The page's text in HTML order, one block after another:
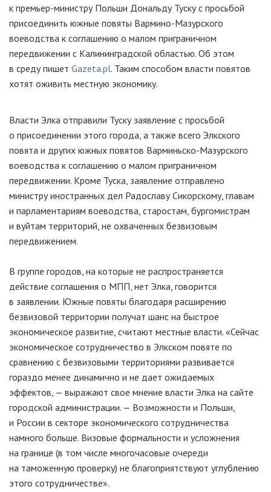
к премьер-министруПольши Дональду Туску с просьбой
присоединить южные повяты Вармино-Мазурского
воеводства к соглашению о малом приграничном
передвижении с Калининградской областью. Об этом
в среду пишет Gazeta.pl. Таким способом власти повятов
хотят оживить местную экономику.
Власти Элка отправили Туску заявление с просьбой
о присоединении этого города, а также всего Элкского
повята и других южных повятов Варминьско-Мазурского
воеводства к соглашению о малом приграничном
передвижении. Кроме Туска, заявление отправлено
министру иностранных дел Радославу Сикорскому, главам
и парламентариям воеводства, старостам, бургомистрам
и вуйтам территорий, не охваченных безвизовым
передвижением.
В группе городов, на которые не распространяется
действие соглашения о МПП, нет Элка, говорится
в заявлении. Южные повяты благодаря расширению
безвизовой территории получат шанс на быстрое
экономическое развитие, считают местные власти. «Сейчас
экономическое сотрудничество в Элкском повяте по
сравнению с безвизовыми территориями развивается
гораздо менее динамично и не дает ожидаемых
эффектов, — выражают свое мнение власти Элка на сайте
городской администрации. — Возможности и Польши,
и России в секторе экономического сотрудничества
намного больше. Визовые формальности и усложнения
на границе (в том числе многочасовые очереди
на таможенную проверку) не благоприятствуют углублению
этого сотрудничестве».